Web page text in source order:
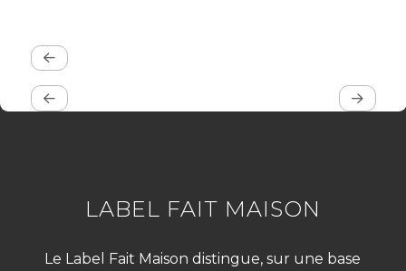
LABEL FAIT MAISON
Le Label Fait Maison distingue, sur une base